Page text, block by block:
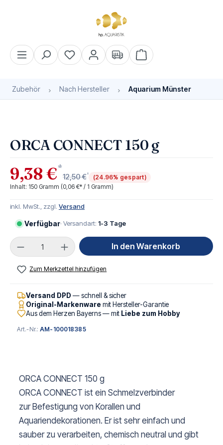
Warenkorb enthält 0
Zubehör Nach Hersteller Aquarium Münster
ORCA CONNECT 150 g
9,38 €*
12,50 €*
(24.96% gespart)
Inhalt: 150 Gramm (0,06 €* / 1 Gramm)
inkl. MwSt., zzgl. Versand
Verfügbar· Versandart: 1-3 Tage
Produkt Anzahl: Gib den gewünschten Wert
In den Warenkorb
Zum Merkzettel hinzufügen
Versand DPD — schnell & sicher
Original-Markenware mit Hersteller-Garantie
Aus dem Herzen Bayerns — mit Liebe zum Hobby
Art.-Nr.:AM-100018385
ORCA CONNECT 150 g
ORCA CONNECT ist ein Schmelzverbinder
zur Befestigung von Korallen und
Aquariendekorationen. Er ist sehr einfach und
sauber zu verarbeiten, chemisch neutral und gibt